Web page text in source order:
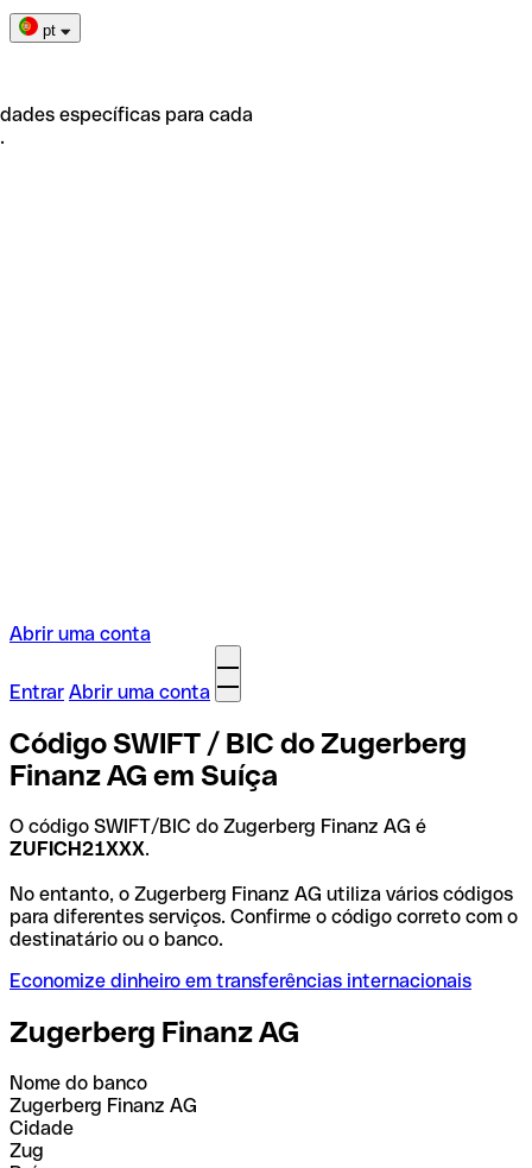
pt
específicas para cada
Abrir uma conta
Entrar Abrir uma conta
Código SWIFT / BIC do Zugerberg
Finanz AG em Suíça
O código SWIFT/BIC do Zugerberg Finanz AG é
ZUFICH21XXX.
No entanto, o Zugerberg Finanz AG utiliza vários códigos
para diferentes serviços. Confirme o código correto com o
destinatário ou o banco.
Economize dinheiro em transferências internacionais
Zugerberg Finanz AG
Nome do banco
Zugerberg Finanz AG
Cidade
Zug